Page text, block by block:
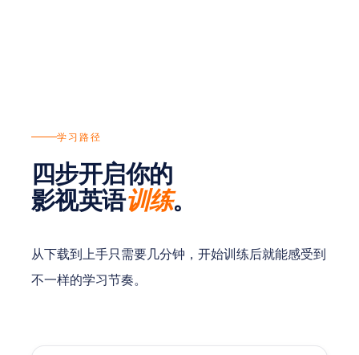
学习路径
四步开启你的
影视英语训练。
从下载到上手只需要几分钟，开始训练后就能感受到
不一样的学习节奏。